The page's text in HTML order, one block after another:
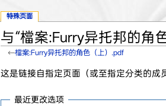
与“檔案:Furry异托邦的角
←檔案:Furry异托邦的角色（上）.pdf
这是链接自指定页面（或至指定分类的成
最近更改选项
特殊页面